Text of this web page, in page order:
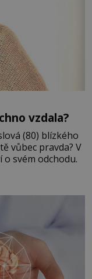
vzdala?
(80) blízkého
vůbec pravda? V
o svém odchodu.